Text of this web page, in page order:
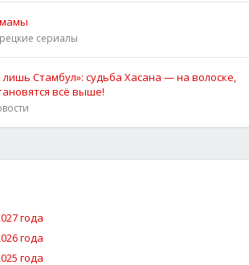
сериалы
лишь Стамбул»: судьба Хасана — на волоске,
всё выше!
года
года
года